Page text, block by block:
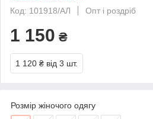
Код: 101918/АЛ
Опт і роздріб
1 150 ₴
1 120 ₴ від 3 шт.
Розмір жіночого одягу